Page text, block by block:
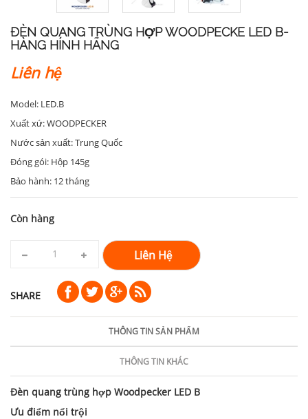
ĐÈN QUANG TRÙNG HỢP WOODPECKE LED B-
HÀNG HÍNH HÃNG
Liên hệ
Model: LED.B
Xuất xứ: WOODPECKER
Nước sản xuất: Trung Quốc
Đóng gói: Hộp 145g
Bảo hành: 12 tháng
Còn hàng
Liên Hệ
SHARE
THÔNG TIN SẢN PHẨM
THÔNG TIN KHÁC
Đèn quang trùng hợp Woodpecker LED B
Ưu điểm nổi trội